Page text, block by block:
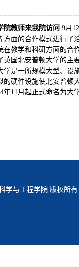
教师来我院访问 9月
面的合作模式进行了
在教学和科研方面的合
英国北安普顿大学的主
是一所规模大型、设
的硬件设施使北安普顿
年11月起正式命名为大
学与工程学院 版权所有